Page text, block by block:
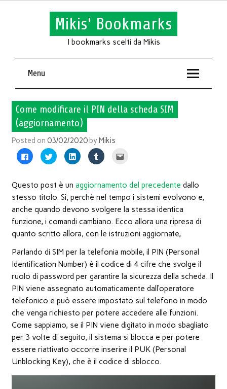
Mikis' Bookmarks
I bookmarks scelti da Mikis
Menu
Come modificare il PIN della scheda SIM
(aggiornamento)
Posted on 03/02/2020 byMikis
Fai
clic
Facebook
apre
una
nuova
finestra)
Fai
clic
su
(Si
in
nuova
Fai
clic
su
LinkedIn
(Si
in
nuova
Fai
clic
su
(Si
in
una
nuova
l'articolo
mail
un
(Si
in
finestra)
Questo post è un aggiornamento del precedente dallo
stesso titolo. Sì, perchè nel tempo i sistemi evolvono e,
anche quando devono svolgere la stessa identica
funzione, i comandi cambiano. Ecco allora una ripresa di
quanto scritto allora, con le istruzioni aggiornate,
Parlando di SIM per la telefonia mobile, il PIN (Personal
Identification Number) è il codice di 4 cifre che svolge il
ruolo di password per garantire la sicurezza della scheda. Il
PIN viene assegnato automaticamente dall’operatore
telefonico e può essere impostato sul telefono in modo
che venga richiesto per potere accedere alle funzioni.
Come sappiamo, se il PIN viene digitato in modo sbagliato
per 3 volte di seguito, il sistema si blocca e per potere
essere riattivato occorre inserire il PUK (Personal
Unblocking Key), che è il codice di sblocco.